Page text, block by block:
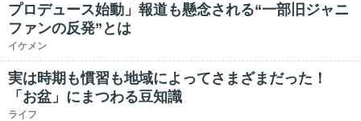
プロデュース始動」報道も懸念される“一部旧ジャニ
ファンの反発”とは
イケメン
実は時期も慣習も地域によってさまざまだった！
「お盆」にまつわる豆知識
ライフ